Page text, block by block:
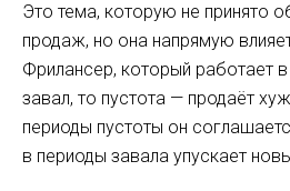
Это тема, которую не принято
продаж, но она напрямую
Фрилансер, который работает
завал, то пустота — продаёт
периоды пустоты он
в периоды завала упускает